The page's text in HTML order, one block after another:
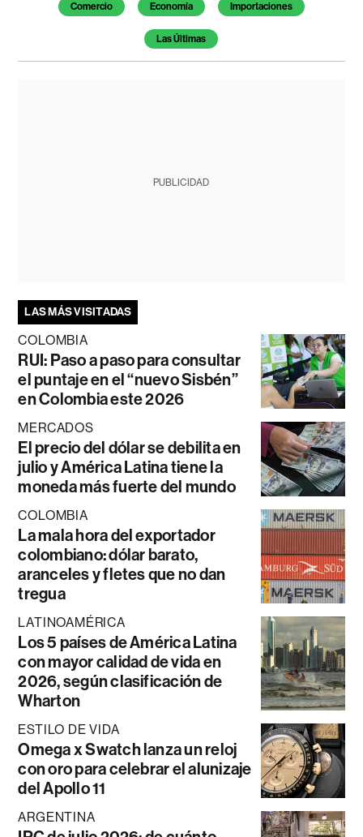
Comercio Economía Importaciones
Las Últimas
PUBLICIDAD
LAS MÁS VISITADAS
COLOMBIA
RUI: Paso a paso para consultar
el puntaje en el “nuevo Sisbén”
en Colombia este 2026
MERCADOS
El precio del dólar se debilita en
julio y América Latina tiene la
moneda más fuerte del mundo
COLOMBIA
La mala hora del exportador
colombiano: dólar barato,
aranceles y fletes que no dan
tregua
LATINOAMÉRICA
Los 5 países de América Latina
con mayor calidad de vida en
2026, según clasificación de
Wharton
ESTILO DE VIDA
Omega x Swatch lanza un reloj
con oro para celebrar el alunizaje
del Apollo 11
ARGENTINA